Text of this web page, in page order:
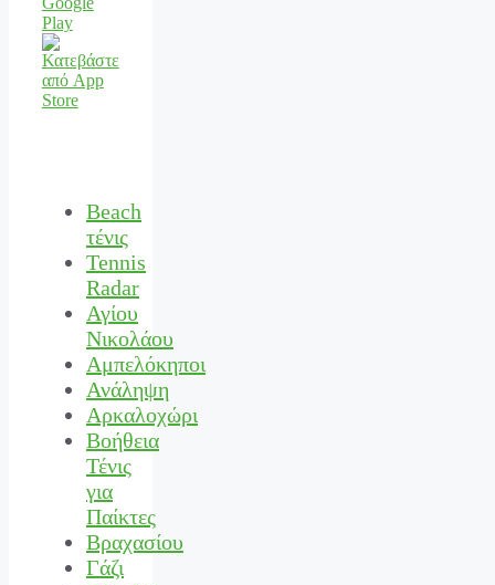
Beach
τένις
Tennis
Radar
Αγίου
Νικολάου
Αμπελόκηποι
Ανάληψη
Αρκαλοχώρι
Βοήθεια
Τένις
για
Παίκτες
Βραχασίου
Γάζι